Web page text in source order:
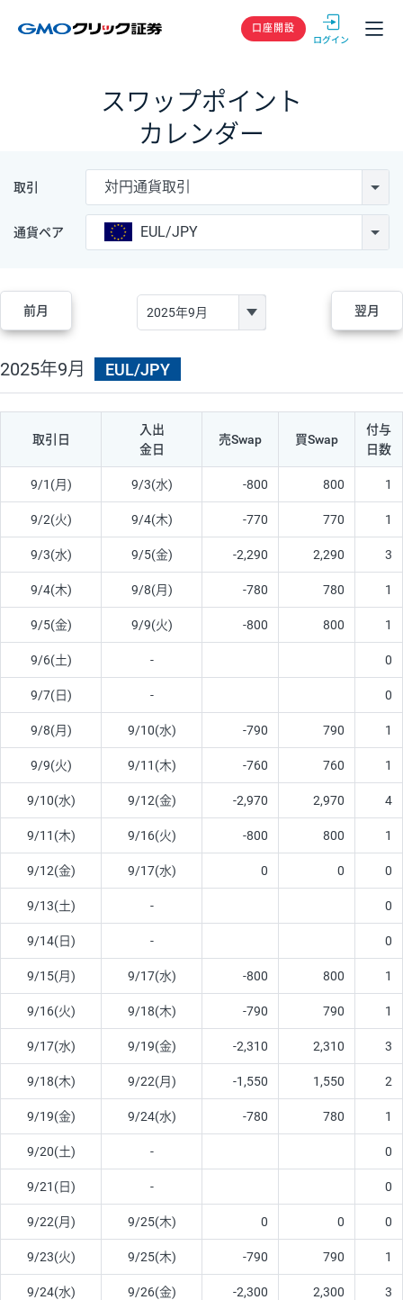
GMOクリック
口座開設
スワップポイント
カレンダー
取引 対円通貨取引
通貨ペア EUL/JPY
前月 翌月
2025年9月 EUL/JPY
取引日
入出
金日
売Swap 買Swap
付与
日数
9/1(月) 9/3(水) -800 800 1
9/2(火) 9/4(木) -770 770 1
9/3(水) 9/5(金) -2,290 2,290 3
9/4(木) 9/8(月) -780 780 1
9/5(金) 9/9(火) -800 800 1
9/6(土) - 0
9/7(日) - 0
9/8(月) 9/10(水) -790 790 1
9/9(火) 9/11(木) -760 760 1
9/10(水) 9/12(金) -2,970 2,970 4
9/11(木) 9/16(火) -800 800 1
9/12(金) 9/17(水) 0 0 0
9/13(土) - 0
9/14(日) - 0
9/15(月) 9/17(水) -800 800 1
9/16(火) 9/18(木) -790 790 1
9/17(水) 9/19(金) -2,310 2,310 3
9/18(木) 9/22(月) -1,550 1,550 2
9/19(金) 9/24(水) -780 780 1
9/20(土) - 0
9/21(日) - 0
9/22(月) 9/25(木) 0 0 0
9/23(火) 9/25(木) -790 790 1
9/24(水) 9/26(金) -2,300 2,300 3